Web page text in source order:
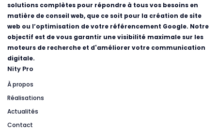
solutions complètes pour répondre à tous vos besoins en
matière de conseil web, que ce soit pour la création de site
web ou l’optimisation de votre référencement Google. Notre
objectif est de vous garantir une visibilité maximale sur les
moteurs de recherche et d'améliorer votre communication
digitale.
Nity Pro
À propos
Réalisations
Actualités
Contact